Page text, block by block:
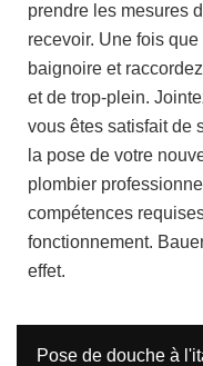
prendre les mesures
recevoir. Une fois
baignoire et
et de trop-plein.
vous êtes satisfait de
la pose de votre
plombier
compétences
fonctionnement.
effet.
Pose de douche à